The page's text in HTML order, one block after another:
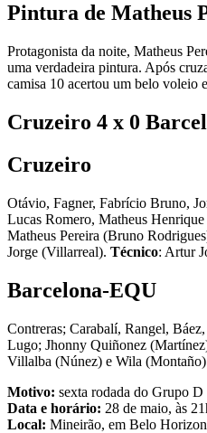
Pintura de Matheus
Protagonista da noite, Matheus
uma verdadeira pintura. Após
camisa 10 acertou um belo voleio
Cruzeiro 4 x 0
Cruzeiro
Otávio, Fagner, Fabrício Bruno,
Lucas Romero, Matheus
Matheus Pereira (Bruno
Jorge (Villarreal). Técnico: Artur
Barcelona-EQU
Contreras; Carabalí, Rangel,
Lugo; Jhonny Quiñonez
Villalba (Núnez) e Wila
Motivo: sexta rodada do Grupo
Data e horário: 28 de maio, às
Local: Mineirão, em Belo